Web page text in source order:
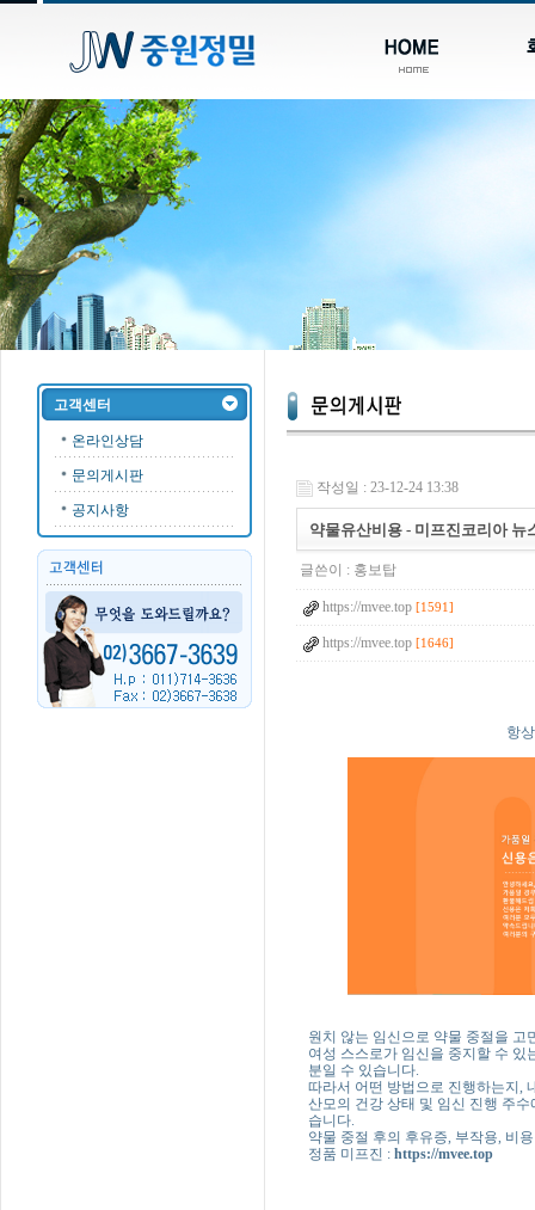
고객센터
온라인상담
문의게시판
공지사항
작성일 : 23-12-24 13:38
약물유산비용 - 미프진코리아 뉴
글쓴이 : 홍보탑
https://mvee.top [1591]
https://mvee.top [1646]
항
원치 않는 임신으로 약물 중절을 고
여성 스스로가 임신을 중지할 수
분일 수 있습니다.
따라서 어떤 방법으로 진행하는지,
산모의 건강 상태 및 임신 진행 주
습니다.
약물 중절 후의 후유증, 부작용, 비
정품 미프진 : https://mvee.top